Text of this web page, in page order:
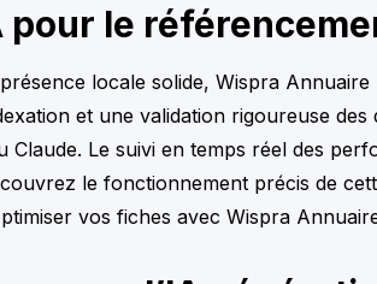
le
locale solide, Wispra
et une validation rigoureuse
Le suivi en temps réel des
le fonctionnement précis de
vos fiches avec Wispra